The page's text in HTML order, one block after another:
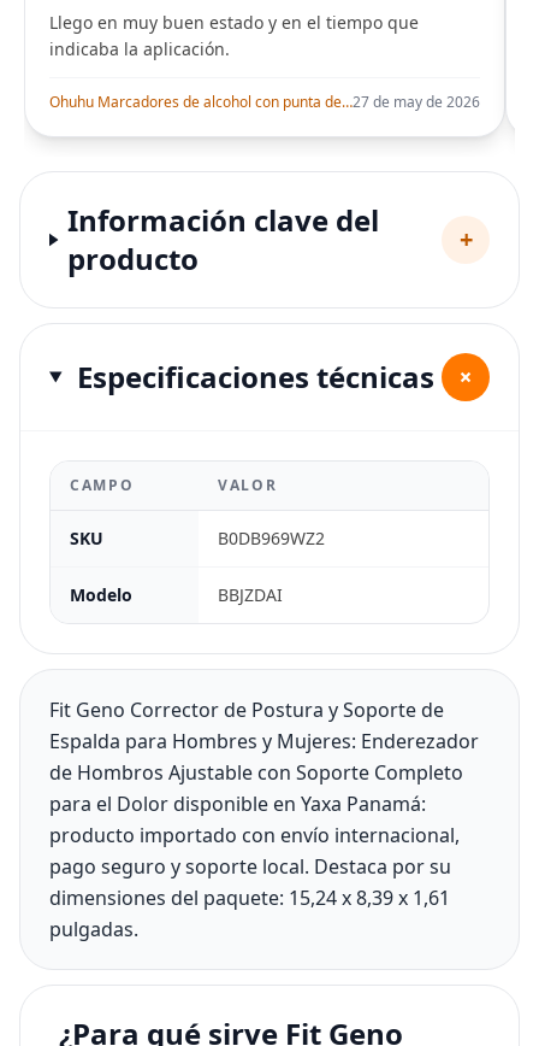
Llego en muy buen estado y en el tiempo que
indicaba la aplicación.
Ohuhu Marcadores de alcohol con punta de pincel – Juego de marcadores artísticos de doble punta con certificación AP para artistas adultos27 de may de 2026
Información clave del
producto
+
Especificaciones técnicas +
CAMPO VALOR
SKU B0DB969WZ2
Modelo BBJZDAI
Fit Geno Corrector de Postura y Soporte de
Espalda para Hombres y Mujeres: Enderezador
de Hombros Ajustable con Soporte Completo
para el Dolor disponible en Yaxa Panamá:
producto importado con envío internacional,
pago seguro y soporte local. Destaca por su
dimensiones del paquete: 15,24 x 8,39 x 1,61
pulgadas.
¿Para qué sirve Fit Geno